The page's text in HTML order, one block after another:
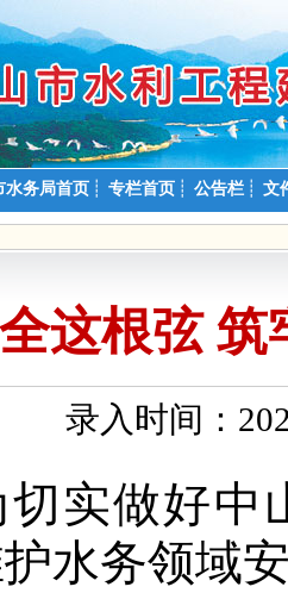
水务局首页 ┊ 专栏首页 ┊ 公告栏 ┊ 文
这根弦
录入时间：
做好中
水务领域